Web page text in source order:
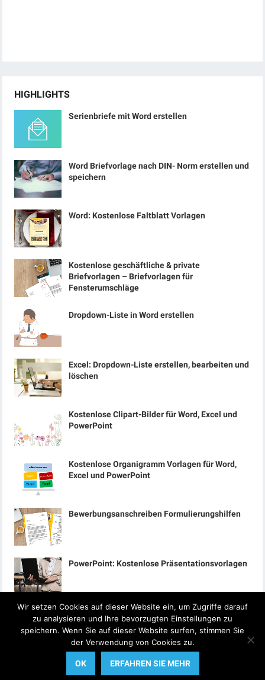
HIGHLIGHTS
Serienbriefe mit Word erstellen
Word Briefvorlage nach DIN- Norm erstellen und
speichern
Word: Kostenlose Faltblatt Vorlagen
Kostenlose geschäftliche & private
Briefvorlagen – Briefvorlagen für
Fensterumschläge
Dropdown-Liste in Word erstellen
Excel: Dropdown-Liste erstellen, bearbeiten und
löschen
Kostenlose Clipart-Bilder für Word, Excel und
PowerPoint
Kostenlose Organigramm Vorlagen für Word,
Excel und PowerPoint
Bewerbungsanschreiben Formulierungshilfen
PowerPoint: Kostenlose Präsentationsvorlagen
© 2024Office-Lernen.com
Startseite Datenschutzerklärung Impressum
Wir setzen Cookies auf dieser Website ein, um Zugriffe darauf
zu analysieren und Ihre bevorzugten Einstellungen zu
speichern. Wenn Sie auf dieser Website surfen, stimmen Sie
der Verwendung von Cookies zu.
OK ERFAHREN SIE MEHR